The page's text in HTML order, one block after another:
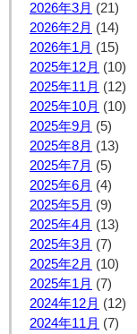
2026年3月 (21)
2026年2月 (14)
2026年1月 (15)
2025年12月 (10)
2025年11月 (12)
2025年10月 (10)
2025年9月 (5)
2025年8月 (13)
2025年7月 (5)
2025年6月 (4)
2025年5月 (9)
2025年4月 (13)
2025年3月 (7)
2025年2月 (10)
2025年1月 (7)
2024年12月 (12)
2024年11月 (7)